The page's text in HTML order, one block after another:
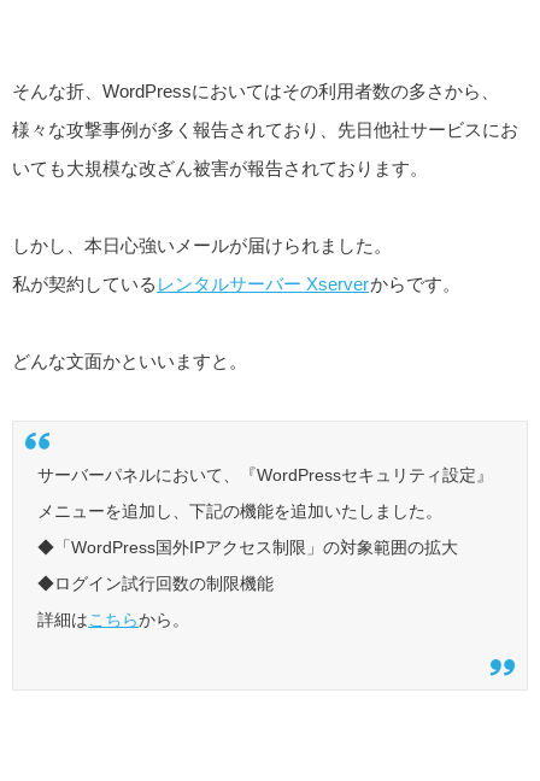
そんな折、WordPressにおいてはその利用者数の多さから、
様々な攻撃事例が多く報告されており、先日他社サービスにお
いても大規模な改ざん被害が報告されております。
しかし、本日心強いメールが届けられました。
私が契約している レンタルサーバー Xserverからです。
どんな文面かといいますと。
サーバーパネルにおいて、『WordPressセキュリティ設定』
メニューを追加し、下記の機能を追加いたしました。
◆「WordPress国外IPアクセス制限」の対象範囲の拡大
◆ログイン試行回数の制限機能
詳細はこちらから。